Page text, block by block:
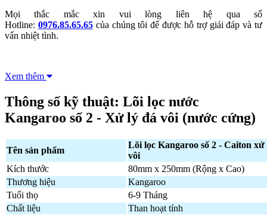
Mọi thắc mắc xin vui lòng liên hệ qua số
Hotline: 0976.85.65.65 của chúng tôi để được hỗ trợ giải đáp và tư
vấn nhiệt tình.
Xem thêm
Thông số kỹ thuật: Lõi lọc nước
Kangaroo số 2 - Xử lý đá vôi (nước cứng)
Tên sản phẩm
Lõi lọc Kangaroo số 2 - Caiton xử
vôi
Kích thước
80mm x 250mm (Rộng x Cao)
Thương hiệu
Kangaroo
Tuổi thọ
6-9 Tháng
Chất liệu
Than hoạt tính